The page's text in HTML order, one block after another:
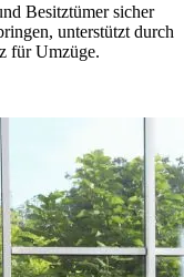
Besitztümer sicher
unterstützt durch
für Umzüge.